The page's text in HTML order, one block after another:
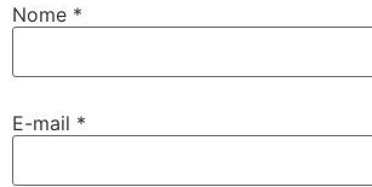
Nome *
E-mail *